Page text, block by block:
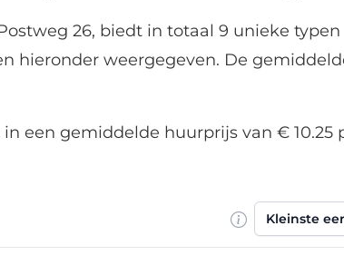
26, biedt in totaal 9 unieke typen
hieronder weergegeven. De
een gemiddelde huurprijs van € 10.25
Sorteren op